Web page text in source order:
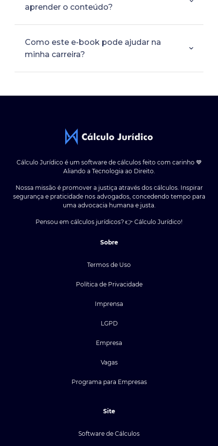
aprender o conteúdo?
Como este e-book pode ajudar na
minha carreira?
Cálculo Jurídico é um software de cálculos feito com carinho 💙
Aliando a Tecnologia ao Direito.
Nossa missão é promover a justiça através dos cálculos. Inspirar
segurança e praticidade nos advogados, concedendo tempo para
uma advocacia humana e justa.
Pensou em cálculos jurídicos? 👉 Cálculo Jurídico!
Sobre
Termos de Uso
Política de Privacidade
Imprensa
LGPD
Empresa
Vagas
Programa para Empresas
Site
Software de Cálculos